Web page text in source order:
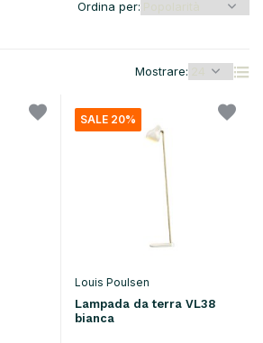
Mostrare:
Ordina per:
SALE 20%
Louis Poulsen
Lampada da terra VL38
bianca